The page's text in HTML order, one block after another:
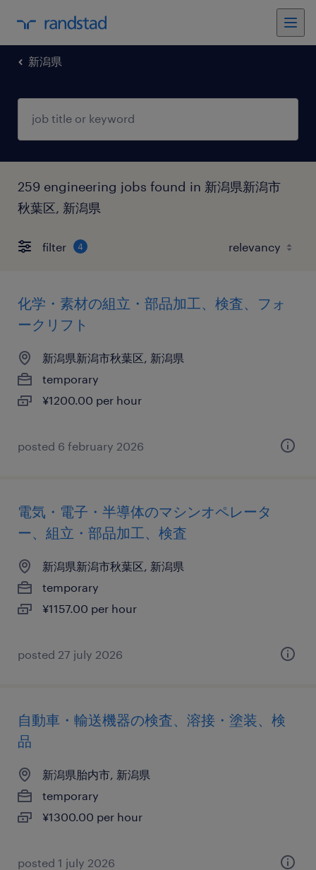
新潟県
259 engineering jobs found in 新潟県新潟市
秋葉区, 新潟県
filter 4
化学・素材の組立・部品加工、検査、フォ
ークリフト
新潟県新潟市秋葉区, 新潟県
temporary
¥1200.00 per hour
posted 6 february 2026
電気・電子・半導体のマシンオペレータ
ー、組立・部品加工、検査
新潟県新潟市秋葉区, 新潟県
temporary
¥1157.00 per hour
posted 27 july 2026
自動車・輸送機器の検査、溶接・塗装、検
品
新潟県胎内市, 新潟県
temporary
¥1300.00 per hour
posted 1 july 2026